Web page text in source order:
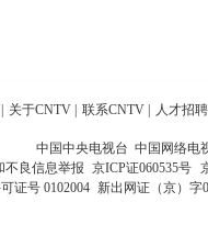
关于CNTV 联系CNTV 人才招聘
中国中央电视台 中国网络电
不良信息举报 京ICP证060535号
证号 0102004 新出网证（京）